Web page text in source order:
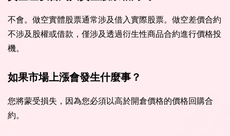
不會。做空實體股票通常涉及借入實際股票。做空差價合約
不涉及股權或借款，僅涉及透過衍生性商品合約進行價格投
機。
如果市場上漲會發生什麼事？
您將蒙受損失，因為您必須以高於開倉價格的價格回購合
約。